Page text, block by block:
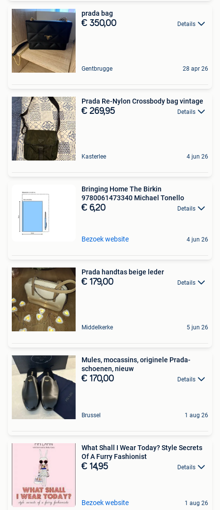
prada bag
€ 350,00 Details
Gentbrugge 28 apr 26
Prada Re-Nylon Crossbody bag vintage
€ 269,95 Details
Kasterlee 4 jun 26
Bringing Home The Birkin
9780061473340 Michael Tonello
€ 6,20 Details
Bezoek website 4 jun 26
Prada handtas beige leder
€ 179,00 Details
Middelkerke 5 jun 26
Mules, mocassins, originele Prada-
schoenen, nieuw
€ 170,00 Details
Brussel 1 aug 26
What Shall I Wear Today? Style Secrets
Of A Furry Fashionist
€ 14,95 Details
Bezoek website 1 aug 26